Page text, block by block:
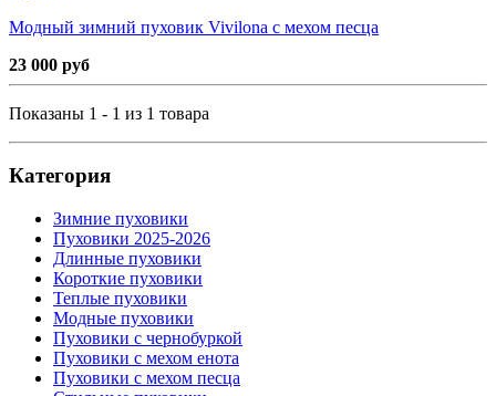
Модный зимний пуховик Vivilona с мехом песца
23 000 руб
Показаны 1 - 1 из 1 товара
Категория
Зимние пуховики
Пуховики 2025-2026
Длинные пуховики
Короткие пуховики
Теплые пуховики
Модные пуховики
Пуховики с чернобуркой
Пуховики с мехом енота
Пуховики с мехом песца